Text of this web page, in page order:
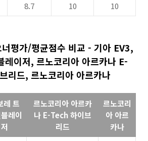
8.7 10 10
평가/평균점수 비교 - 기아 EV3,
레이저, 르노코리아 아르카나 E-
리드, 르노코리아 아르카나
레 트
레이
저
르노코리아 아르카
나 E-Tech 하이브
리드
르노코리
아 아르
카나